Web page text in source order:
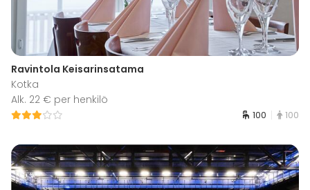
Ravintola Keisarinsatama
Kotka
Alk. 22 € per henkilö
100 100